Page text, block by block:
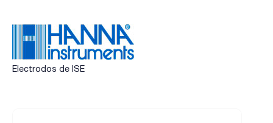
Electrodos de ISE